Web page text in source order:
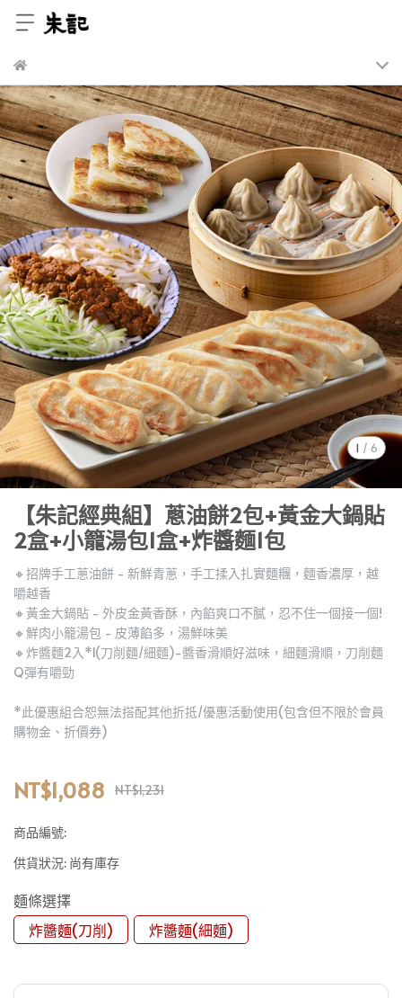
1 / 6
【朱記經典組】蔥油餅2包+黃金大鍋貼
2盒+小籠湯包1盒+炸醬麵1包
🔸招牌手工蔥油餅 - 新鮮青蔥，手工揉入扎實麵糰，麵香濃厚，越
嚼越香
🔸黃金大鍋貼 - 外皮金黃香酥，內餡爽口不膩，忍不住一個接一個!
🔸鮮肉小籠湯包 - 皮薄餡多，湯鮮味美
🔸炸醬麵2入*1(刀削麵/細麵)-醬香滑順好滋味，細麵滑順，刀削麵
Q彈有嚼勁
*此優惠組合恕無法搭配其他折抵/優惠活動使用(包含但不限於會員
購物金、折價券)
NT$1,088 NT$1,231
商品編號:
供貨狀況: 尚有庫存
麵條選擇
炸醬麵(刀削)
炸醬麵(細麵)